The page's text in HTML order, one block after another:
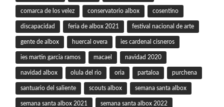
comarca de los velez conservatorio albox cosentino
discapacidad feria de albox 2021 festival nacional de arte
gente de albox huercal overa ies cardenal cisneros
ies martin garcia ramos macael navidad 2020
navidad albox olula del rio oria partaloa purchena
santuario del saliente scouts albox semana santa albox
semana santa albox 2021 semana santa albox 2022